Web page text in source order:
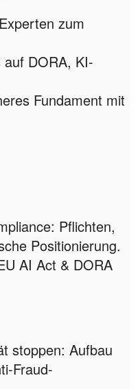
zum
auf DORA, KI-
Fundament mit
Pflichten,
Positionierung.
AI Act & DORA
stoppen: Aufbau
Fraud-